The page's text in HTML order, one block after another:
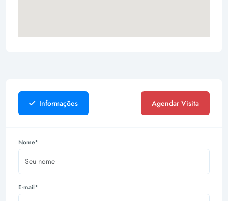
Informações Agendar Visita
Nome*
E-mail*